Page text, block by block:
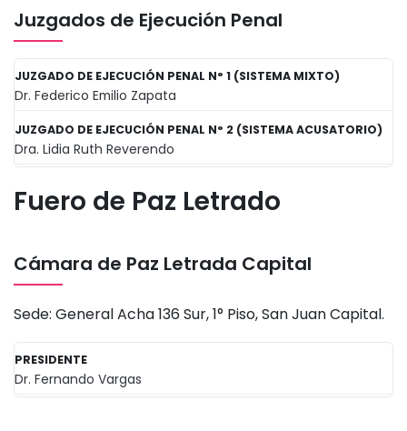
Juzgados de Ejecución Penal
JUZGADO DE EJECUCIÓN PENAL N° 1 (SISTEMA MIXTO)
Dr. Federico Emilio Zapata
JUZGADO DE EJECUCIÓN PENAL N° 2 (SISTEMA ACUSATORIO)
Dra. Lidia Ruth Reverendo
Fuero de Paz Letrado
Cámara de Paz Letrada Capital
Sede: General Acha 136 Sur, 1° Piso, San Juan Capital.
PRESIDENTE
Dr. Fernando Vargas